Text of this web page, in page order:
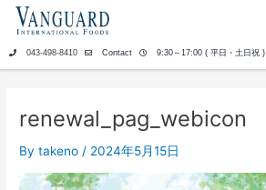
ス
043-498-8410 Contact 9:30～17:00 ( 平日・土日祝 )
renewal_pag_webicon
Bytakeno / 2024年5月15日